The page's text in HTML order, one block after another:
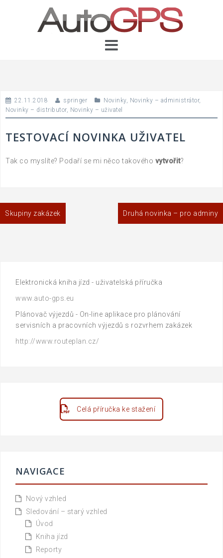
22.11.2018 springer Novinky, Novinky – administrátor,
Novinky – distributor, Novinky – uživatel
TESTOVACÍ NOVINKA UŽIVATEL
Tak co myslíte? Podaří se mi něco takového vytvořit?
Navigace
pro
Skupiny zakázek Druhá novinka – pro adminy
Elektronická kniha jízd - uživatelská příručka
www.auto-gps.eu
Plánovač výjezdů - On-line aplikace pro plánování
servisních a pracovních výjezdů s rozvrhem zakázek
http://www.routeplan.cz/
Celá příručka ke stažení
NAVIGACE
Nový vzhled
Sledování – starý vzhled
Úvod
Kniha jízd
Reporty